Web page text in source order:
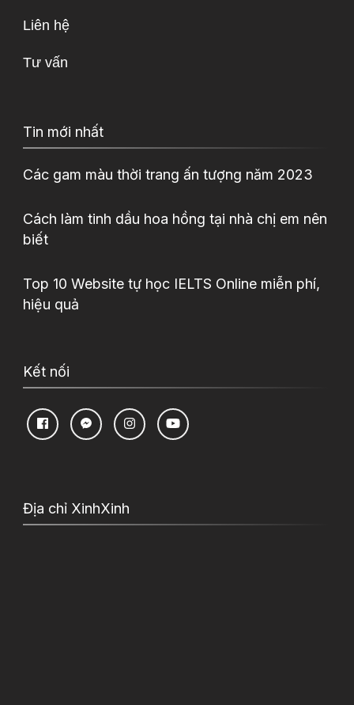
Liên hệ
Tư vấn
Tin mới nhất
Các gam màu thời trang ấn tượng năm 2023
Cách làm tinh dầu hoa hồng tại nhà chị em nên
biết
Top 10 Website tự học IELTS Online miễn phí,
hiệu quả
Kết nối
Địa chỉ XinhXinh